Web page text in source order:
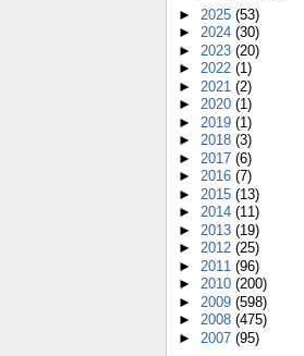
► 2025 (53)
► 2024 (30)
► 2023 (20)
► 2022 (1)
► 2021 (2)
► 2020 (1)
► 2019 (1)
► 2018 (3)
► 2017 (6)
► 2016 (7)
► 2015 (13)
► 2014 (11)
► 2013 (19)
► 2012 (25)
► 2011 (96)
► 2010 (200)
► 2009 (598)
► 2008 (475)
► 2007 (95)